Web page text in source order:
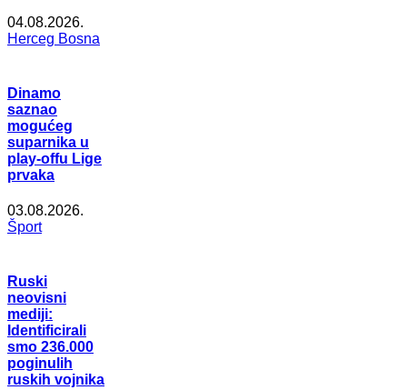
04.08.2026.
Herceg Bosna
Dinamo
saznao
mogućeg
suparnika u
play-offu Lige
prvaka
03.08.2026.
Šport
Ruski
neovisni
mediji:
Identificirali
smo 236.000
poginulih
ruskih vojnika